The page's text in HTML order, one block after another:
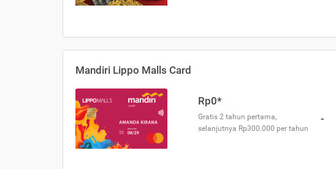
Mandiri Lippo Malls Card
Rp0*
Gratis 2 tahun pertama,
selanjutnya Rp300.000 per tahun
-